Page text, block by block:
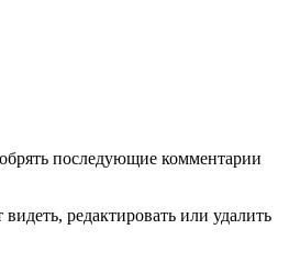
последующие комментарии
редактировать или удалить